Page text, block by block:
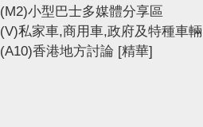
(M2)小型巴士多媒體分享區
(V)私家車,商用車,政府及特種車輛
(A10)香港地方討論 [精華]